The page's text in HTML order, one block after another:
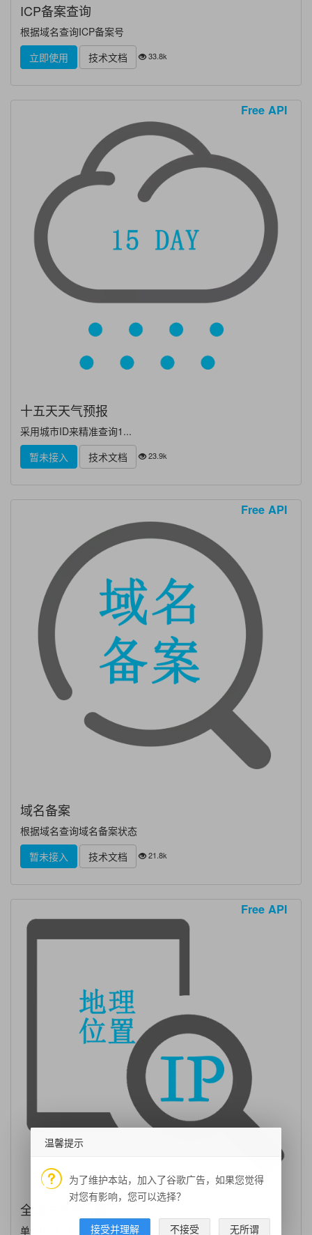
ICP备案查询
根据域名查询ICP备案号
立即使用
技术文档 33.8k
Free API
十五天天气预报
采用城市ID来精准查询1...
暂未接入
技术文档 23.9k
Free API
域名备案
根据域名查询域名备案状态
暂未接入
技术文档 21.8k
Free API
全球IP地理位置
单个IP​​v4 / I...
温馨提示
为了维护本站，加入了谷歌广告，如果您觉得
对您有影响，您可以选择？
接受并理解 不接受 无所谓